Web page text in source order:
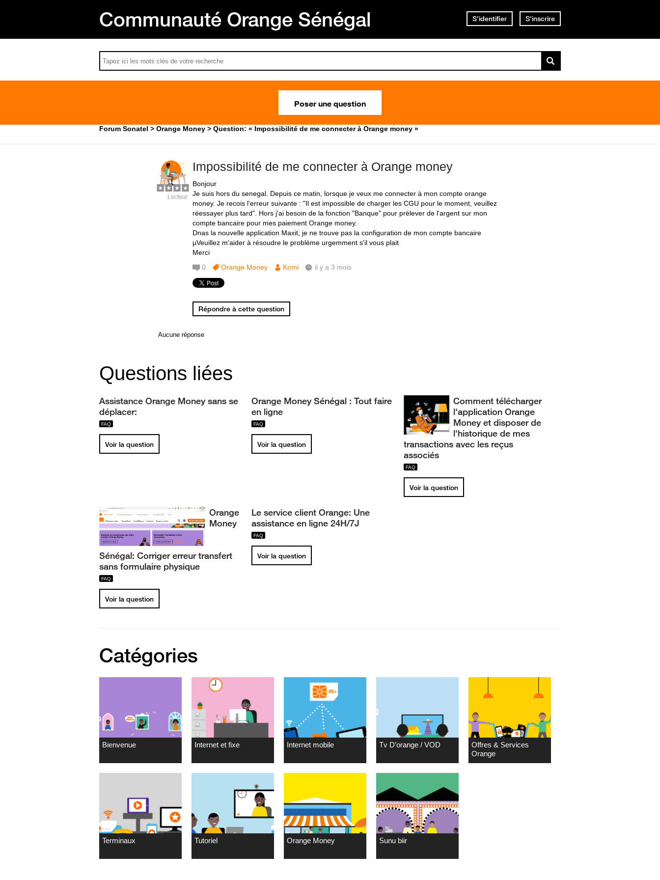
Communauté Orange Sénégal S'identifier S'inscrire
Poser une question
Forum Sonatel Orange Money Question: « Impossibilité de me connecter à Orange money »
Impossibilité de me connecter à Orange money
Bonjour
Je suis hors du senegal. Depuis ce matin, lorsque je veux me connecter à mon compte orange
money. Je recois l'erreur suivante : "Il est impossible de charger les CGU pour le moment, veuillez
réessayer plus tard". Hors j'ai besoin de la fonction "Banque" pour prélever de l'argent sur mon
compte bancaire pour mes paiement Orange money.
Dnas la nouvelle application Maxit, je ne trouve pas la configuration de mon compte bancaire
µVeuillez m'aider à résoudre le problème urgemment s'il vous plait
Merci
Lecteur
0 Orange Money Komi il y a 3 mois
Répondre à cette question
Aucune réponse
Questions liées
Assistance Orange Money sans se
déplacer:
Voir la question
Orange Money Sénégal : Tout faire
en ligne
Voir la question
Comment télécharger
l'application Orange
Money et disposer de
l'historique de mes
transactions avec les reçus
associés
Voir la question
Orange
Money
Sénégal: Corriger erreur transfert
sans formulaire physique
Voir la question
Le service client Orange: Une
assistance en ligne 24H/7J
Voir la question
Catégories
Bienvenue Internet et fixe Internet mobile Tv D’orange / VOD
Offres & Services
Orange
Terminaux Tutoriel Orange Money Sunu biir